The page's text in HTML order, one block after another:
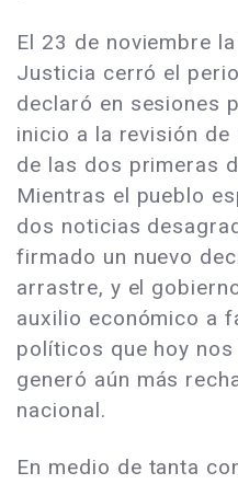
El 23 de noviembre
Justicia cerró el
declaró en sesiones
inicio a la revisión
de las dos primeras
Mientras el pueblo
dos noticias
firmado un nuevo
arrastre, y el
auxilio económico a
políticos que hoy
generó aún más
nacional.
En medio de tanta